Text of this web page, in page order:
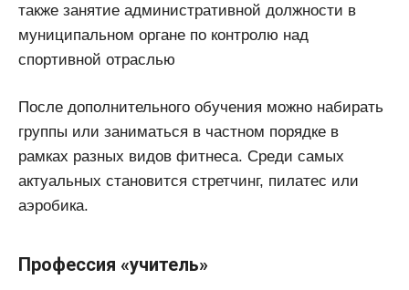
также занятие административной должности в
муниципальном органе по контролю над
спортивной отраслью
После дополнительного обучения можно набирать
группы или заниматься в частном порядке в
рамках разных видов фитнеса. Среди самых
актуальных становится стретчинг, пилатес или
аэробика.
Профессия «учитель»